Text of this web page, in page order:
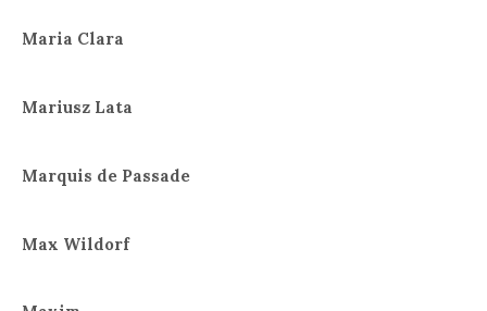
Maria Clara
Mariusz Lata
Marquis de Passade
Max Wildorf